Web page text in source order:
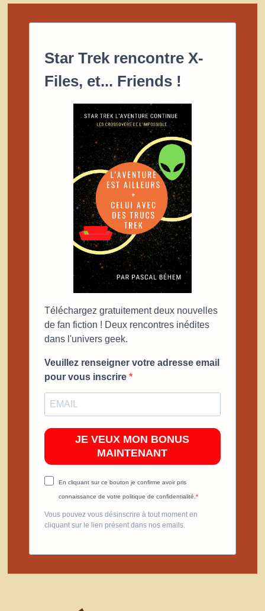
Star Trek rencontre X-
Files, et... Friends !
Téléchargez gratuitement deux nouvelles
de fan fiction ! Deux rencontres inédites
dans l'univers geek.
Veuillez renseigner votre adresse email
pour vous inscrire
JE VEUX MON BONUS
MAINTENANT
En cliquant sur ce bouton je confirme avoir pris
connaissance de votre politique de confidentialité.
Vous pouvez vous désinscrire à tout moment en
cliquant sur le lien présent dans nos emails.